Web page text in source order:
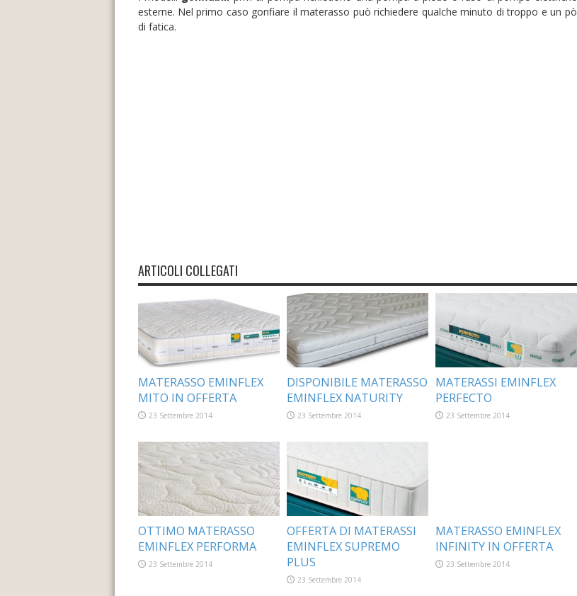
esterne. Nel primo caso gonfiare il materasso può richiedere qualche minuto di troppo e un pò
di fatica.
ARTICOLI COLLEGATI
MATERASSO EMINFLEX
MITO IN OFFERTA
23 Settembre 2014
DISPONIBILE MATERASSO
EMINFLEX NATURITY
23 Settembre 2014
MATERASSI EMINFLEX
PERFECTO
23 Settembre 2014
OTTIMO MATERASSO
EMINFLEX PERFORMA
23 Settembre 2014
OFFERTA DI MATERASSI
EMINFLEX SUPREMO
PLUS
23 Settembre 2014
MATERASSO EMINFLEX
INFINITY IN OFFERTA
23 Settembre 2014